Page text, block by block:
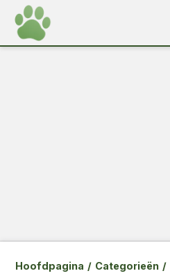
Hoofdpagina / Categorieën /